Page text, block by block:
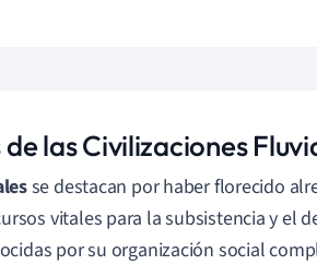
las Civilizaciones
se destacan por haber florecido
vitales para la subsistencia y el
por su organización social